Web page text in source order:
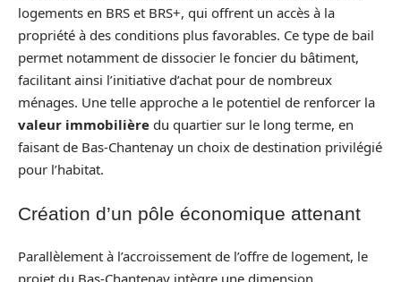
logements en BRS et BRS+, qui offrent un accès à la
propriété à des conditions plus favorables. Ce type de bail
permet notamment de dissocier le foncier du bâtiment,
facilitant ainsi l’initiative d’achat pour de nombreux
ménages. Une telle approche a le potentiel de renforcer la
valeur immobilière du quartier sur le long terme, en
faisant de Bas-Chantenay un choix de destination privilégié
pour l’habitat.
Création d’un pôle économique attenant
Parallèlement à l’accroissement de l’offre de logement, le
projet du Bas-Chantenay intègre une dimension